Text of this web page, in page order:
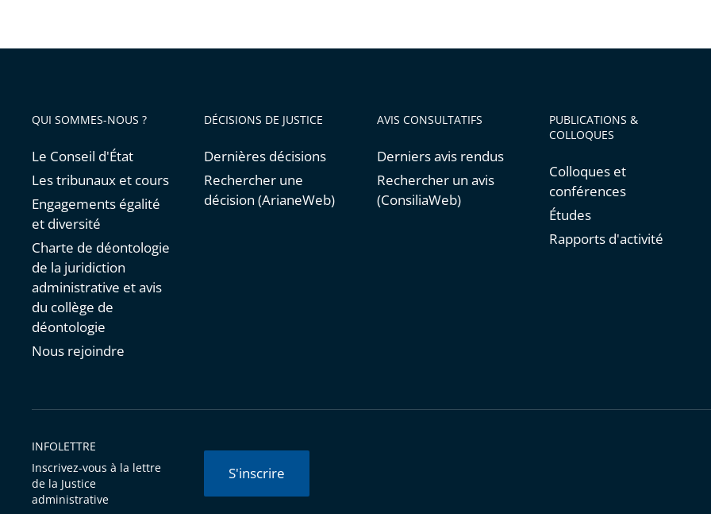
QUI SOMMES-NOUS ?
Le Conseil d'État
Les tribunaux et cours
Engagements égalité
et diversité
Charte de déontologie
de la juridiction
administrative et avis
du collège de
déontologie
Nous rejoindre
DÉCISIONS DE JUSTICE
Dernières décisions
Rechercher une
décision (ArianeWeb)
AVIS CONSULTATIFS
Derniers avis rendus
Rechercher un avis
(ConsiliaWeb)
PUBLICATIONS &
COLLOQUES
Colloques et
conférences
Études
Rapports d'activité
INFOLETTRE
Inscrivez-vous à la lettre
de la Justice
administrative
S'inscrire